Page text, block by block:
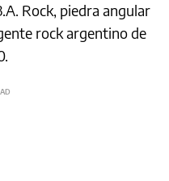
Rock, piedra angular
rock argentino de